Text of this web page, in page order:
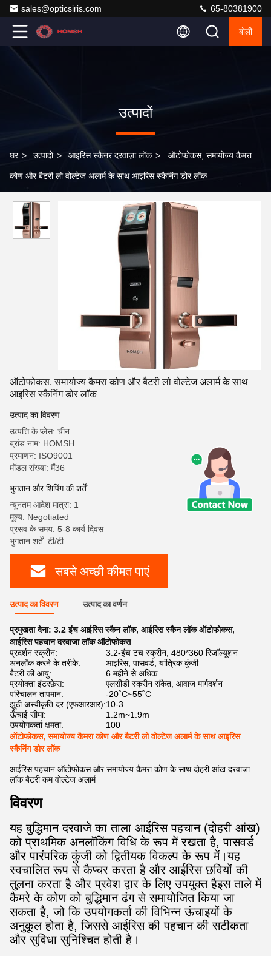
sales@opticsiris.com 65-80381900
बोली
उत्पादों
घर > उत्पादों > आइरिस स्कैनर दरवाज़ा लॉक > ऑटोफोकस, समायोज्य कैमरा
कोण और बैटरी लो वोल्टेज अलार्म के साथ आइरिस स्कैनिंग डोर लॉक
ऑटोफोकस, समायोज्य कैमरा कोण और बैटरी लो वोल्टेज अलार्म के साथ
आइरिस स्कैनिंग डोर लॉक
उत्पाद का विवरण
उत्पत्ति के प्लेस: चीन
ब्रांड नाम: HOMSH
प्रमाणन: ISO9001
मॉडल संख्या: मैं36
भुगतान और शिपिंग की शर्तें
न्यूनतम आदेश मात्रा: 1
मूल्य: Negotiated
प्रसव के समय: 5-8 कार्य दिवस
भुगतान शर्तें: टी/टी
सबसे अच्छी कीमत पाएं
उत्पाद का विवरण उत्पाद का वर्णन
प्रमुखता देना: 3.2 इंच आईरिस स्कैन लॉक, आईरिस स्कैन लॉक ऑटोफोकस,
आईरिस पहचान दरवाजा लॉक ऑटोफोकस
प्रदर्शन स्क्रीन:
3.2-इंच टच स्क्रीन, 480*360 रिज़ॉल्यूशन
अनलॉक करने के तरीके:
आइरिस, पासवर्ड, यांत्रिक कुंजी
बैटरी की आयु:
6 महीने से अधिक
प्रयोक्ता इंटरफ़ेस:
एलसीडी स्क्रीन संकेत, आवाज मार्गदर्शन
परिचालन तापमान:
-20˚C~55˚C
झूठी अस्वीकृति दर (एफआरआर):10-3
ऊँचाई सीमा:
1.2m~1.9m
उपयोगकर्ता क्षमता:
100
ऑटोफोकस, समायोज्य कैमरा कोण और बैटरी लो वोल्टेज अलार्म के साथ आइरिस
स्कैनिंग डोर लॉक
आईरिस पहचान ऑटोफोकस और समायोज्य कैमरा कोण के साथ दोहरी आंख दरवाजा
लॉक बैटरी कम वोल्टेज अलार्म
विवरण
यह बुद्धिमान दरवाजे का ताला आईरिस पहचान (दोहरी आंख)
को प्राथमिक अनलॉकिंग विधि के रूप में रखता है, पासवर्ड
और पारंपरिक कुंजी को द्वितीयक विकल्प के रूप में।यह
स्वचालित रूप से कैप्चर करता है और आईरिस छवियों की
तुलना करता है और प्रवेश द्वार के लिए उपयुक्त हैइस ताले में
कैमरे के कोण को बुद्धिमान ढंग से समायोजित किया जा
सकता है, जो कि उपयोगकर्ता की विभिन्न ऊंचाइयों के
अनुकूल होता है, जिससे आईरिस की पहचान की सटीकता
और सुविधा सुनिश्चित होती है।